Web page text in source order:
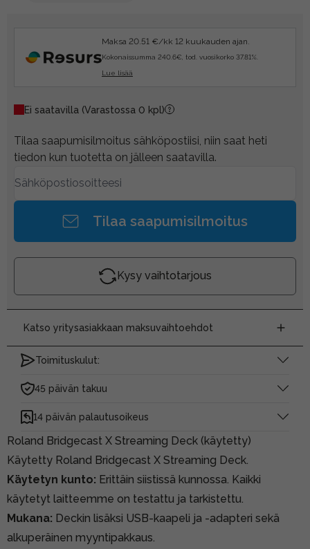
Maksa 20.51 €/kk 12 kuukauden ajan.
Kokonaissumma 240.6€, tod. vuosikorko 37.81%.
Lue lisää
Ei saatavilla (Varastossa 0 kpl)
Tilaa saapumisilmoitus sähköpostiisi, niin saat heti
tiedon kun tuotetta on jälleen saatavilla.
Tilaa saapumisilmoitus
Kysy vaihtotarjous
Katso yritysasiakkaan maksuvaihtoehdot
Toimituskulut:
45 päivän takuu
14 päivän palautusoikeus
Roland Bridgecast X Streaming Deck (käytetty)
Käytetty Roland Bridgecast X Streaming Deck.
Käytetyn kunto: Erittäin siistissä kunnossa. Kaikki
käytetyt laitteemme on testattu ja tarkistettu.
Mukana: Deckin lisäksi USB-kaapeli ja -adapteri sekä
alkuperäinen myyntipakkaus.